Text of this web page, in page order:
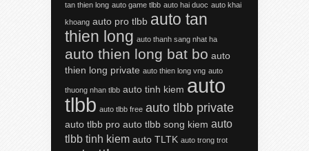
tan thien long auto game tlbb auto hai duoc auto khai
khoang auto pro tlbb auto tan
thien long auto thanh sang nhat ha
auto thien long bat bo auto
thien long private auto thien long vng auto
thuong nhan tlbb auto tinh kiem auto
tlbb auto tlbb free auto tlbb private
auto tlbb pro auto tlbb song kiem auto
tlbb tinh kiem auto TLTK auto trong trot